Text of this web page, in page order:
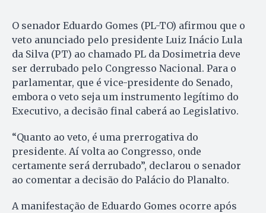
O senador Eduardo Gomes (PL-TO) afirmou que o
veto anunciado pelo presidente Luiz Inácio Lula
da Silva (PT) ao chamado PL da Dosimetria deve
ser derrubado pelo Congresso Nacional. Para o
parlamentar, que é vice-presidente do Senado,
embora o veto seja um instrumento legítimo do
Executivo, a decisão final caberá ao Legislativo.
“Quanto ao veto, é uma prerrogativa do
presidente. Aí volta ao Congresso, onde
certamente será derrubado”, declarou o senador
ao comentar a decisão do Palácio do Planalto.
A manifestação de Eduardo Gomes ocorre após